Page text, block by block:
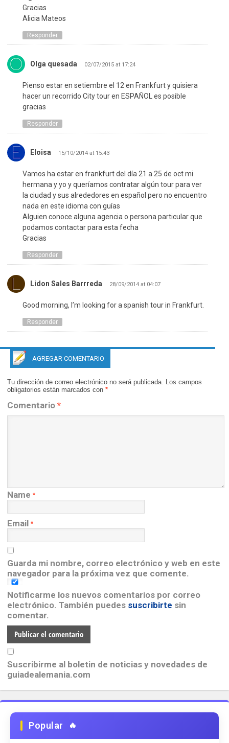
Gracias
Alicia Mateos
Responder
Olga quesada 02/07/2015 at 17:24
Pienso estar en setiembre el 12 en Frankfurt y quisiera
hacer un recorrido City tour en ESPAÑOL es posible
gracias
Responder
Eloisa 15/10/2014 at 15:43
Vamos ha estar en frankfurt del día 21 a 25 de oct mi
hermana y yo y queríamos contratar algún tour para ver
la ciudad y sus alrededores en español pero no encuentro
nada en este idioma con guías
Alguien conoce alguna agencia o persona particular que
podamos contactar para esta fecha
Gracias
Responder
Lidon Sales Barrreda 28/09/2014 at 04:07
Good morning, I’m looking for a spanish tour in Frankfurt.
Responder
AGREGAR COMENTARIO
Tu dirección de correo electrónico no será publicada. Los campos
obligatorios están marcados con *
Comentario *
Name *
Email *
Guarda mi nombre, correo electrónico y web en este
navegador para la próxima vez que comente.
Notificarme los nuevos comentarios por correo
electrónico. También puedes suscribirte sin
comentar.
Suscribirme al boletin de noticias y novedades de
guiadealemania.com
Popular